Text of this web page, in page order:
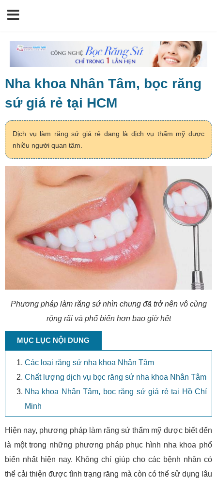
Nha khoa Nhân Tâm, bọc răng
sứ giá rẻ tại HCM
Dịch vụ làm răng sứ giá rẻ đang là dịch vụ thẩm mỹ được
nhiều người quan tâm.
Phương pháp làm răng sứ nhìn chung đã trở nên vô cùng
rộng rãi và phổ biến hơn bao giờ hết
MỤC LỤC NỘI DUNG
Các loại răng sứ nha khoa Nhân Tâm
Chất lượng dịch vụ bọc răng sứ nha khoa Nhân Tâm
Nha khoa Nhân Tâm, bọc răng sứ giá rẻ tại Hồ Chí
Minh
Hiện nay, phương pháp làm răng sứ thẩm mỹ được biết đến
là một trong những phương pháp phục hình nha khoa phổ
biến nhất hiện nay. Không chỉ giúp cho các bệnh nhân có
thể cải thiện được tình trạng răng mà còn có thể sử dụng lâu